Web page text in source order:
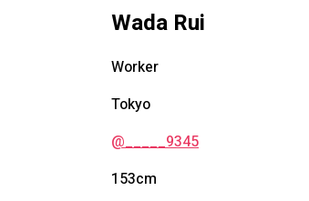
Wada Rui
Worker
Tokyo
@_____9345
153cm